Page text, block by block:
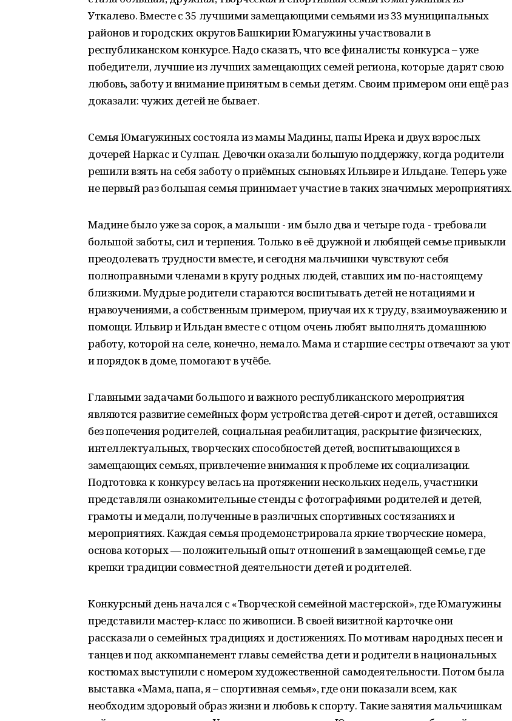
Уткалево. Вместе с 35 лучшими замещающими семьями из 33 муниципальных
районов и городских округов Башкирии Юмагужины участвовали в
республиканском конкурсе. Надо сказать, что все финалисты конкурса – уже
победители, лучшие из лучших замещающих семей региона, которые дарят свою
любовь, заботу и внимание принятым в семьи детям. Своим примером они ещё раз
доказали: чужих детей не бывает.
Семья Юмагужиных состояла из мамы Мадины, папы Ирека и двух взрослых
дочерей Наркас и Сулпан. Девочки оказали большую поддержку, когда родители
решили взять на себя заботу о приёмных сыновьях Ильвире и Ильдане. Теперь уже
не первый раз большая семья принимает участие в таких значимых мероприятиях.
Мадине было уже за сорок, а малыши - им было два и четыре года - требовали
большой заботы, сил и терпения. Только в её дружной и любящей семье привыкли
преодолевать трудности вместе, и сегодня мальчишки чувствуют себя
полноправными членами в кругу родных людей, ставших им по-настоящему
близкими. Мудрые родители стараются воспитывать детей не нотациями и
нравоучениями, а собственным примером, приучая их к труду, взаимоуважению и
помощи. Ильвир и Ильдан вместе с отцом очень любят выполнять домашнюю
работу, которой на селе, конечно, немало. Мама и старшие сестры отвечают за уют
и порядок в доме, помогают в учёбе.
Главными задачами большого и важного республиканского мероприятия
являются развитие семейных форм устройства детей-сирот и детей, оставшихся
без попечения родителей, социальная реабилитация, раскрытие физических,
интеллектуальных, творческих способностей детей, воспитывающихся в
замещающих семьях, привлечение внимания к проблеме их социализации.
Подготовка к конкурсу велась на протяжении нескольких недель, участники
представляли ознакомительные стенды с фотографиями родителей и детей,
грамоты и медали, полученные в различных спортивных состязаниях и
мероприятиях. Каждая семья продемонстрировала яркие творческие номера,
основа которых — положительный опыт отношений в замещающей семье, где
крепки традиции совместной деятельности детей и родителей.
Конкурсный день начался с «Творческой семейной мастерской», где Юмагужины
представили мастер-класс по живописи. В своей визитной карточке они
рассказали о семейных традициях и достижениях. По мотивам народных песен и
танцев и под аккомпанемент главы семейства дети и родители в национальных
костюмах выступили с номером художественной самодеятельности. Потом была
выставка «Мама, папа, я – спортивная семья», где они показали всем, как
необходим здоровый образ жизни и любовь к спорту. Такие занятия мальчишкам